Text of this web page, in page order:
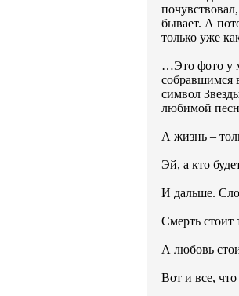
бывает. А
только уже
…Это фото у
собравшимся
символ
любимой
А жизнь –
Эй, а кто
И дальше.
Смерть стоит
А любовь
Вот и все,